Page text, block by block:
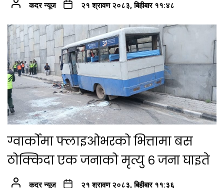
कदर न्यूज २१ श्रावण २०८३, बिहीबार ११:४८
ग्वार्कोमा फ्लाइओभरको भित्तामा बस
ठोक्किदा एक जनाको मृत्यु ६ जना घाइते
कदर न्यूज २१ श्रावण २०८३, बिहीबार ११:३६